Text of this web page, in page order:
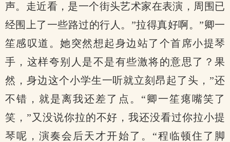
声。走近看，是一个街头艺术家在表演，周围已
经围上了一些路过的行人。”拉得真好啊。”卿一
笙感叹道。她突然想起身边站了个首席小提琴
手，这样夸别人是不是有些激将的意思了？果
然，身边这个小学生一听就立刻昂起了头，”还
不错，就是离我还差了点。“卿一笙瘪嘴笑了
笑，”又没说你拉的不好，我还没看过你拉小提
琴呢，演奏会后天才开始了。“程临顿住了脚